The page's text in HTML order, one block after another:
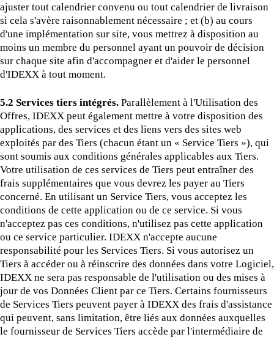
ajuster tout calendrier convenu ou tout calendrier de livraison
si cela s'avère raisonnablement nécessaire ; et (b) au cours
d'une implémentation sur site, vous mettrez à disposition au
moins un membre du personnel ayant un pouvoir de décision
sur chaque site afin d'accompagner et d'aider le personnel
d'IDEXX à tout moment.
5.2 Services tiers intégrés. Parallèlement à l'Utilisation des
Offres, IDEXX peut également mettre à votre disposition des
applications, des services et des liens vers des sites web
exploités par des Tiers (chacun étant un « Service Tiers »), qui
sont soumis aux conditions générales applicables aux Tiers.
Votre utilisation de ces services de Tiers peut entraîner des
frais supplémentaires que vous devrez les payer au Tiers
concerné. En utilisant un Service Tiers, vous acceptez les
conditions de cette application ou de ce service. Si vous
n'acceptez pas ces conditions, n'utilisez pas cette application
ou ce service particulier. IDEXX n'accepte aucune
responsabilité pour les Services Tiers. Si vous autorisez un
Tiers à accéder ou à réinscrire des données dans votre Logiciel,
IDEXX ne sera pas responsable de l'utilisation ou des mises à
jour de vos Données Client par ce Tiers. Certains fournisseurs
de Services Tiers peuvent payer à IDEXX des frais d'assistance
qui peuvent, sans limitation, être liés aux données auxquelles
le fournisseur de Services Tiers accède par l'intermédiaire de